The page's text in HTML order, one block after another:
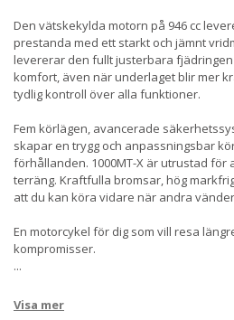
Den vätskekylda motorn på 946 cc
prestanda med ett starkt och jämnt
levererar den fullt justerbara fjädringen
komfort, även när underlaget blir mer
tydlig kontroll över alla funktioner.
Fem körlägen, avancerade
skapar en trygg och anpassningsbar
förhållanden. 1000MT-X är utrustad för
terräng. Kraftfulla bromsar, hög
att du kan köra vidare när andra
En motorcykel för dig som vill resa
kompromisser.
...
Visa mer